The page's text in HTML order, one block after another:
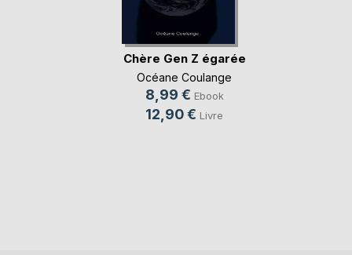
Chère Gen Z égarée
Océane Coulange
8,99 € Ebook
12,90 € Livre